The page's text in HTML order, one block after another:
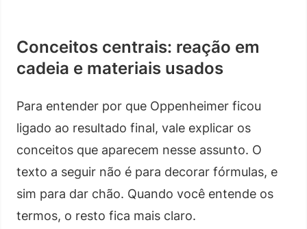
Conceitos centrais: reação em
cadeia e materiais usados
Para entender por que Oppenheimer ficou
ligado ao resultado final, vale explicar os
conceitos que aparecem nesse assunto. O
texto a seguir não é para decorar fórmulas, e
sim para dar chão. Quando você entende os
termos, o resto fica mais claro.